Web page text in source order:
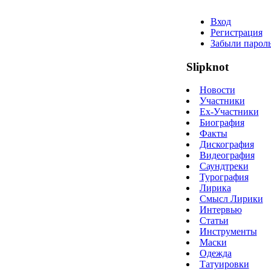
Вход
Регистрация
Забыли
Slipknot
Новости
Участники
Ex-Участники
Биография
Факты
Дискография
Видеография
Саундтреки
Турография
Лирика
Смысл Лирики
Интервью
Статьи
Инструменты
Маски
Одежда
Татуировки